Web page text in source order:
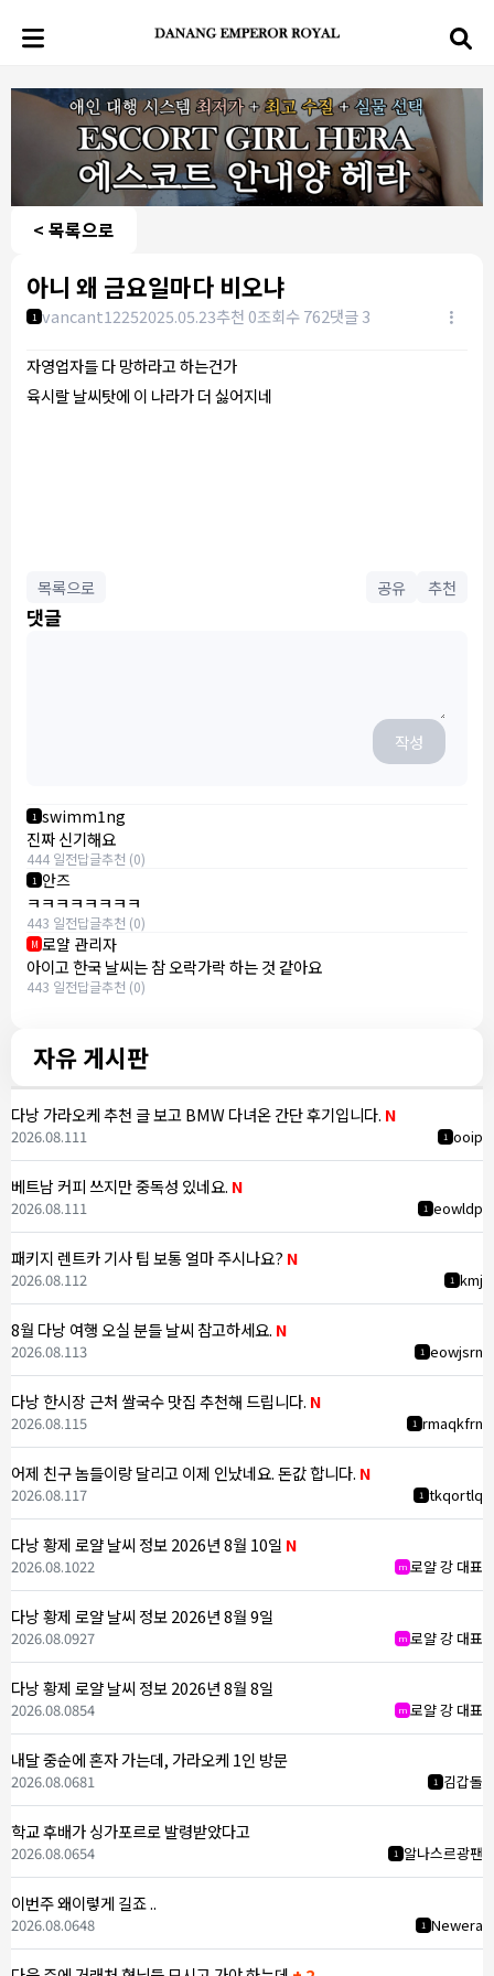
< 목록으로
아니 왜 금요일마다 비오냐
1 vancant12252025.05.23추천 0조회수 762댓글 3
자영업자들 다 망하라고 하는건가
육시랄 날씨탓에 이 나라가 더 싫어지네
목록으로 공유 추천
댓글
작성
1 swimm1ng
진짜 신기해요
444 일전답글추천 (0)
1 안즈
ㅋㅋㅋㅋㅋㅋㅋㅋ
443 일전답글추천 (0)
M 로얄 관리자
아이고 한국 날씨는 참 오락가락 하는 것 같아요
443 일전답글추천 (0)
자유 게시판
다낭 가라오케 추천 글 보고 BMW 다녀온 간단 후기입니다. N
1 ooip
2026.08.111
베트남 커피 쓰지만 중독성 있네요. N
1 eowldp
2026.08.111
패키지 렌트카 기사 팁 보통 얼마 주시나요? N
1 kmj
2026.08.112
8월 다낭 여행 오실 분들 날씨 참고하세요. N
1 eowjsrn
2026.08.113
다낭 한시장 근처 쌀국수 맛집 추천해 드립니다. N
1 rmaqkfrn
2026.08.115
어제 친구 놈들이랑 달리고 이제 인났네요. 돈값 합니다. N
1 tkqortlq
2026.08.117
다낭 황제 로얄 날씨 정보 2026년 8월 10일 N
m 로얄 강 대표
2026.08.1022
다낭 황제 로얄 날씨 정보 2026년 8월 9일
m 로얄 강 대표
2026.08.0927
다낭 황제 로얄 날씨 정보 2026년 8월 8일
m 로얄 강 대표
2026.08.0854
내달 중순에 혼자 가는데, 가라오케 1인 방문
1 김갑돌
2026.08.0681
학교 후배가 싱가포르로 발령받았다고
1 알나스르광팬
2026.08.0654
이번주 왜이렇게 길죠 ..
1 Newera
2026.08.0648